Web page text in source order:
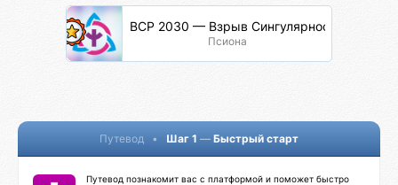
ВСР 2030 — Взрыв Сингулярности Разума
Псиона
Путевод • Шаг 1 — Быстрый старт
Путевод познакомит вас с платформой и поможет быстро